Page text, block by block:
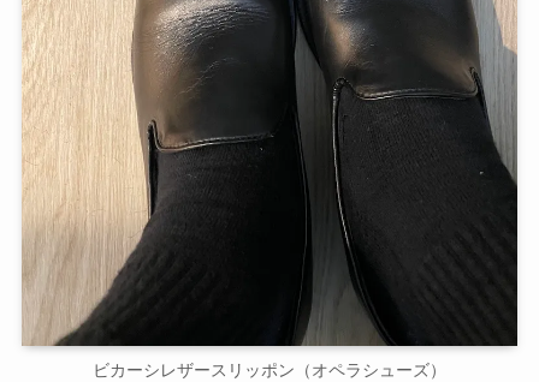
ビカーシレザースリッポン（オペラシューズ）